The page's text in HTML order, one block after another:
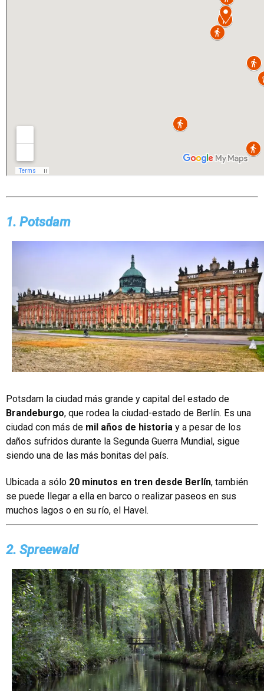
1. Potsdam
Potsdam la ciudad más grande y capital del estado de
Brandeburgo, que rodea la ciudad-estado de Berlín. Es una
ciudad con más de mil años de historia y a pesar de los
daños sufridos durante la Segunda Guerra Mundial, sigue
siendo una de las más bonitas del país.
Ubicada a sólo 20 minutos en tren desde Berlín, también
se puede llegar a ella en barco o realizar paseos en sus
muchos lagos o en su río, el Havel.
2. Spreewald